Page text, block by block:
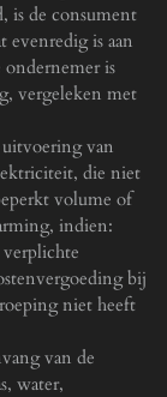
is de consument
evenredig is aan
is
vergeleken met
van
die niet
volume of
indien:
bij
niet heeft
van de
water,